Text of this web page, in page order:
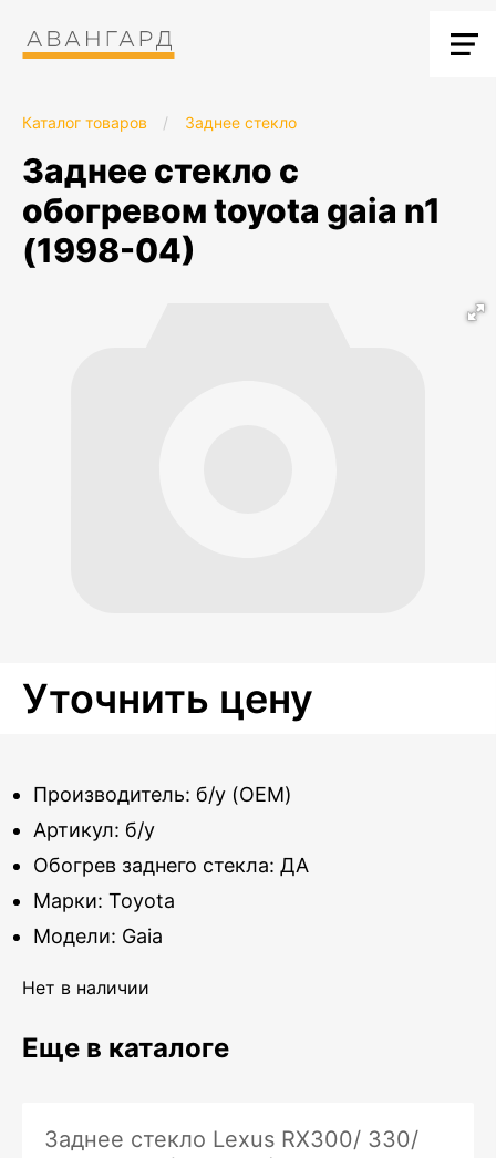
Каталог товаров / Заднее стекло
заднее стекло с
обогревом toyota gaia n1
(1998-04)
Уточнить цену
Производитель: б/у (OEM)
Артикул: б/у
Обогрев заднего стекла: ДА
Марки: Toyota
Модели: Gaia
Нет в наличии
Еще в каталоге
Заднее стекло Lexus RX300/ 330/